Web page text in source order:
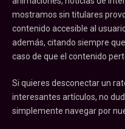
mostramos sin titulares
contenido accesible al
además, citando siempre
caso de que el contenido
Si quieres desconectar un
interesantes artículos, no
simplemente navegar por